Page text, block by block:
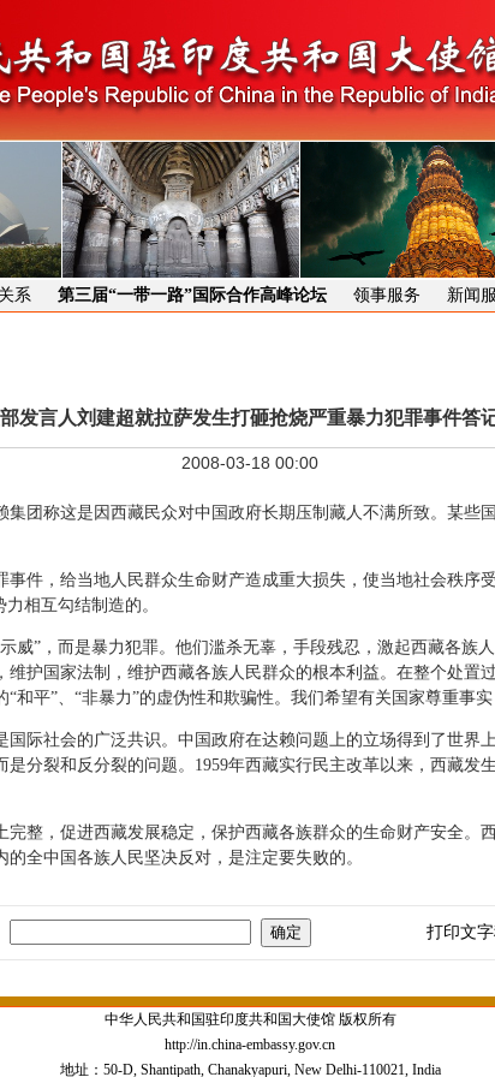
系 第三届“一带一路”国际合作高峰论坛 领事服务 新闻
发言人刘建超就拉萨发生打砸抢烧严重暴力犯罪事件答
2008-03-18 00:00
称这是因西藏民众对中国政府长期压制藏人不满所致。某些
，给当地人民群众生命财产造成重大损失，使当地社会秩序
相互勾结制造的。
”，而是暴力犯罪。他们滥杀无辜，手段残忍，激起西藏各族
护国家法制，维护西藏各族人民群众的根本利益。在整个处置
和平”、“非暴力”的虚伪性和欺骗性。我们希望有关国家尊重事实
社会的广泛共识。中国政府在达赖问题上的立场得到了世界上
分裂和反分裂的问题。1959年西藏实行民主改革以来，西藏发
，促进西藏发展稳定，保护西藏各族群众的生命财产安全。
全中国各族人民坚决反对，是注定要失败的。
打印文
中华人民共和国驻印度共和国大使馆 版权所有
http://in.china-embassy.gov.cn
地址：50-D, Shantipath, Chanakyapuri, New Delhi-110021, India